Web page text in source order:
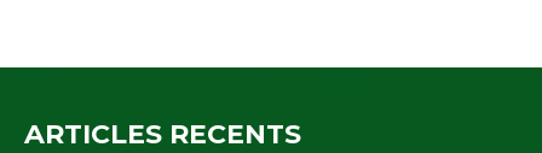
ARTICLES RECENTS